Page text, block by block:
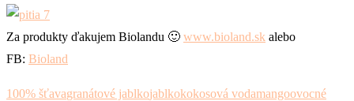
Za produkty ďakujem Biolandu 🙂 www.bioland.sk alebo
FB: Bioland
100% šťavagranátové jablkojablkokokosová vodamangoovocné